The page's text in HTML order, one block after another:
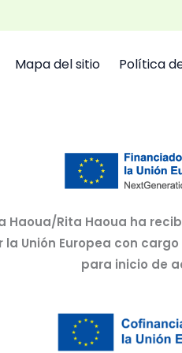
Mapa del sitio Política
Haoua/Rita Haoua ha
la Unión Europea con
para inicio de